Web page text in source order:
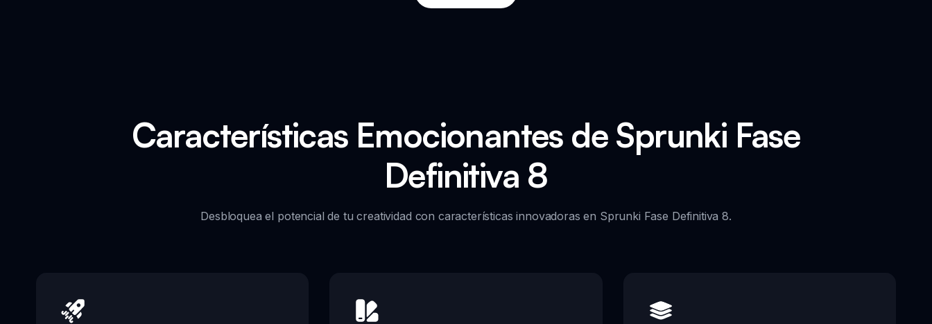
Características Emocionantes de Sprunki Fase
Definitiva 8
Desbloquea el potencial de tu creatividad con características innovadoras en Sprunki Fase Definitiva 8.